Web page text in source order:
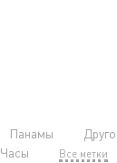
Панамы
Часы Все метки